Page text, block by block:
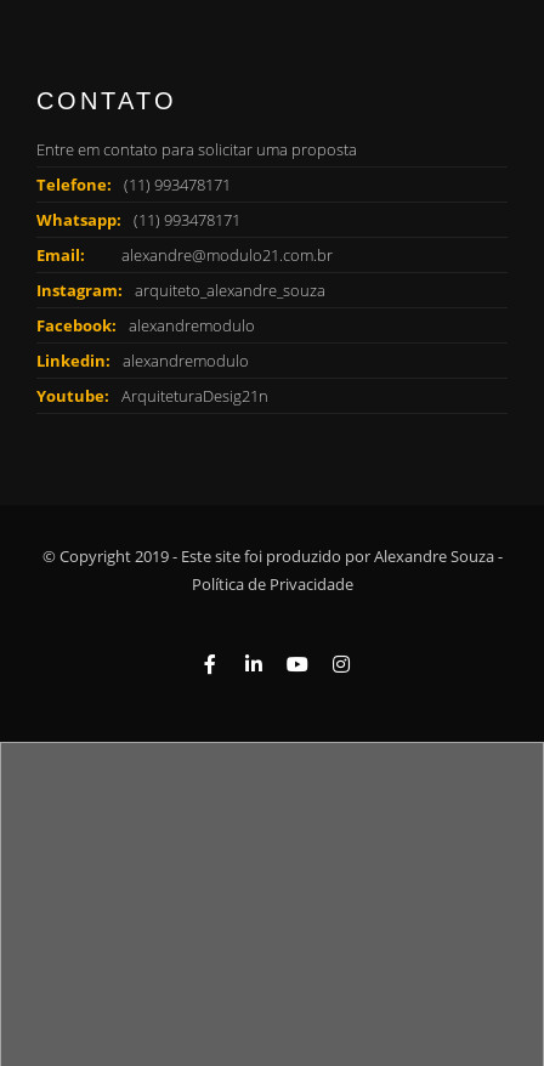
CONTATO
Entre em contato para solicitar uma proposta
Telefone:
(11) 993478171
Whatsapp:
(11) 993478171
Email:
alexandre@modulo21.com.br
Instagram:
arquiteto_alexandre_souza
Facebook:
alexandremodulo
Linkedin:
alexandremodulo
Youtube:
ArquiteturaDesig21n
© Copyright 2019 - Este site foi produzido por Alexandre Souza -
Política de Privacidade